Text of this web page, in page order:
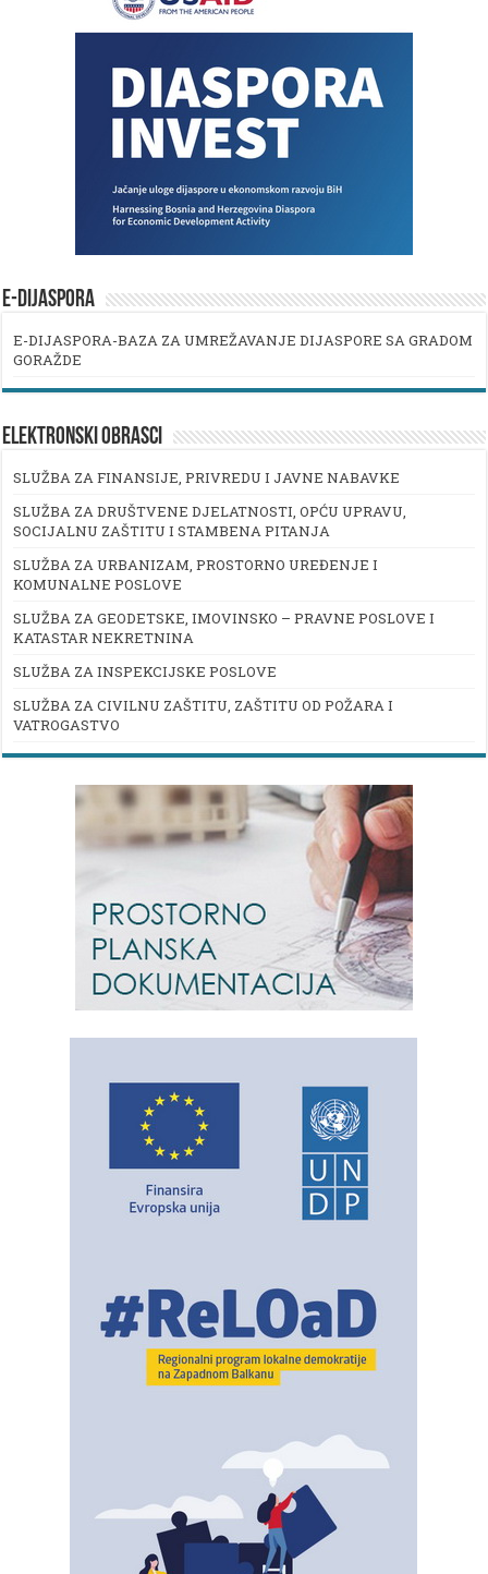
E-DIJASPORA
E-DIJASPORA-BAZA ZA UMREŽAVANJE DIJASPORE SA GRADOM
GORAŽDE
ELEKTRONSKI OBRASCI
SLUŽBA ZA FINANSIJE, PRIVREDU I JAVNE NABAVKE
SLUŽBA ZA DRUŠTVENE DJELATNOSTI, OPĆU UPRAVU,
SOCIJALNU ZAŠTITU I STAMBENA PITANJA
SLUŽBA ZA URBANIZAM, PROSTORNO UREĐENJE I
KOMUNALNE POSLOVE
SLUŽBA ZA GEODETSKE, IMOVINSKO – PRAVNE POSLOVE I
KATASTAR NEKRETNINA
SLUŽBA ZA INSPEKCIJSKE POSLOVE
SLUŽBA ZA CIVILNU ZAŠTITU, ZAŠTITU OD POŽARA I
VATROGASTVO